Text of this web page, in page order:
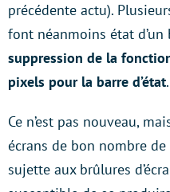
précédente actu).
font néanmoins état d’un
suppression de la
pixels pour la barre d’état.
Ce n’est pas nouveau,
écrans de bon nombre
sujette aux brûlures